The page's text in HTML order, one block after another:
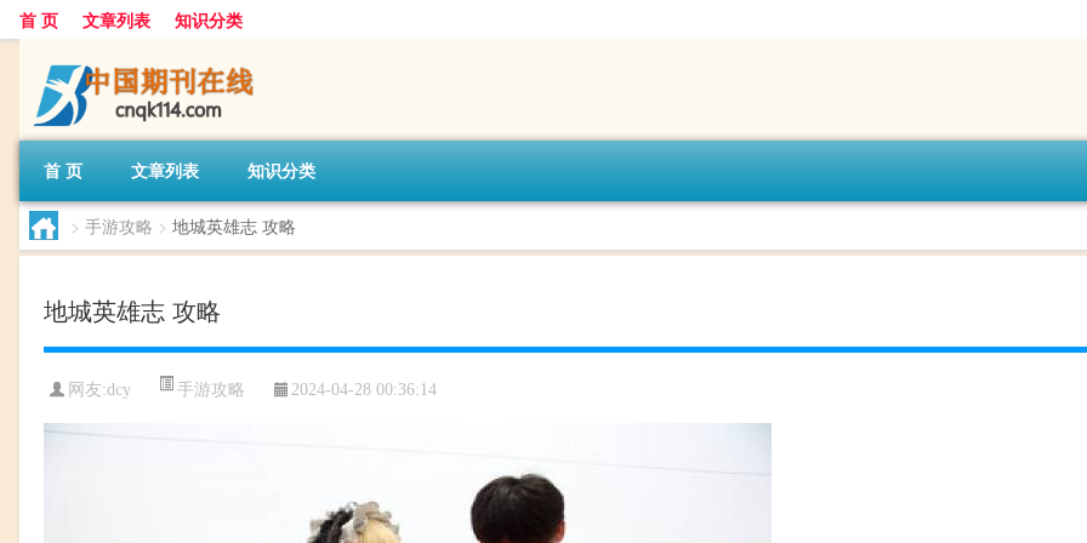
首 页 文章列表 知识分类
首 页 文章列表 知识分类
> 手游攻略 > 地城英雄志 攻略
地城英雄志 攻略
网友:dcy 手游攻略 2024-04-28 00:36:14